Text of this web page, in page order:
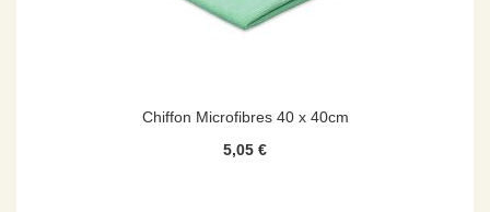
Chiffon Microfibres 40 x 40cm
5,05 €